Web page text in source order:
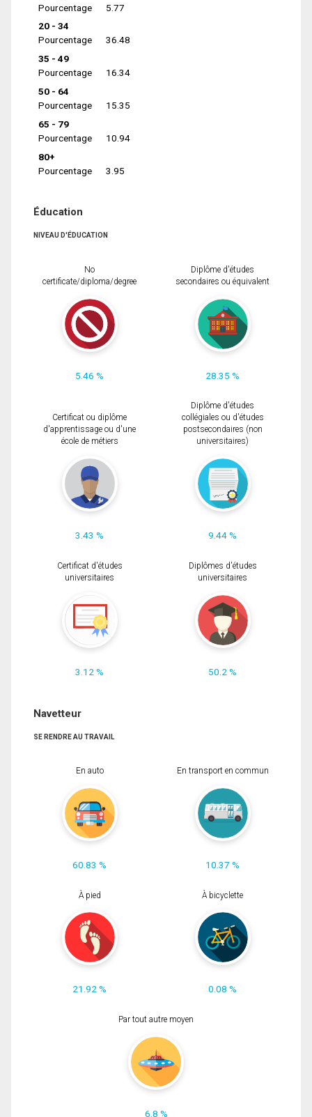
Pourcentage
5.77
20 - 34
Pourcentage
36.48
35 - 49
Pourcentage
16.34
50 - 64
Pourcentage
15.35
65 - 79
Pourcentage
10.94
80+
Pourcentage
3.95
Éducation
NIVEAU D'ÉDUCATION
No
certificate/diploma/degree
5.46 %
Diplôme d'études
secondaires ou équivalent
28.35 %
Certificat ou diplôme
d'apprentissage ou d'une
école de métiers
3.43 %
Diplôme d'études
collégiales ou d'études
postsecondaires (non
universitaires)
9.44 %
Certificat d'études
universitaires
3.12 %
Diplômes d'études
universitaires
50.2 %
Navetteur
SE RENDRE AU TRAVAIL
En auto
60.83 %
En transport en commun
10.37 %
À pied
21.92 %
À bicyclette
0.08 %
Par tout autre moyen
6.8 %